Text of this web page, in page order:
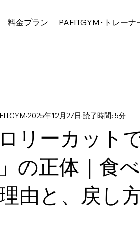
料金プラン PAFITGYM･トレーナ
リーカット
の正体｜食
由と、戻し
2025年12月27日 読了時間: 5分